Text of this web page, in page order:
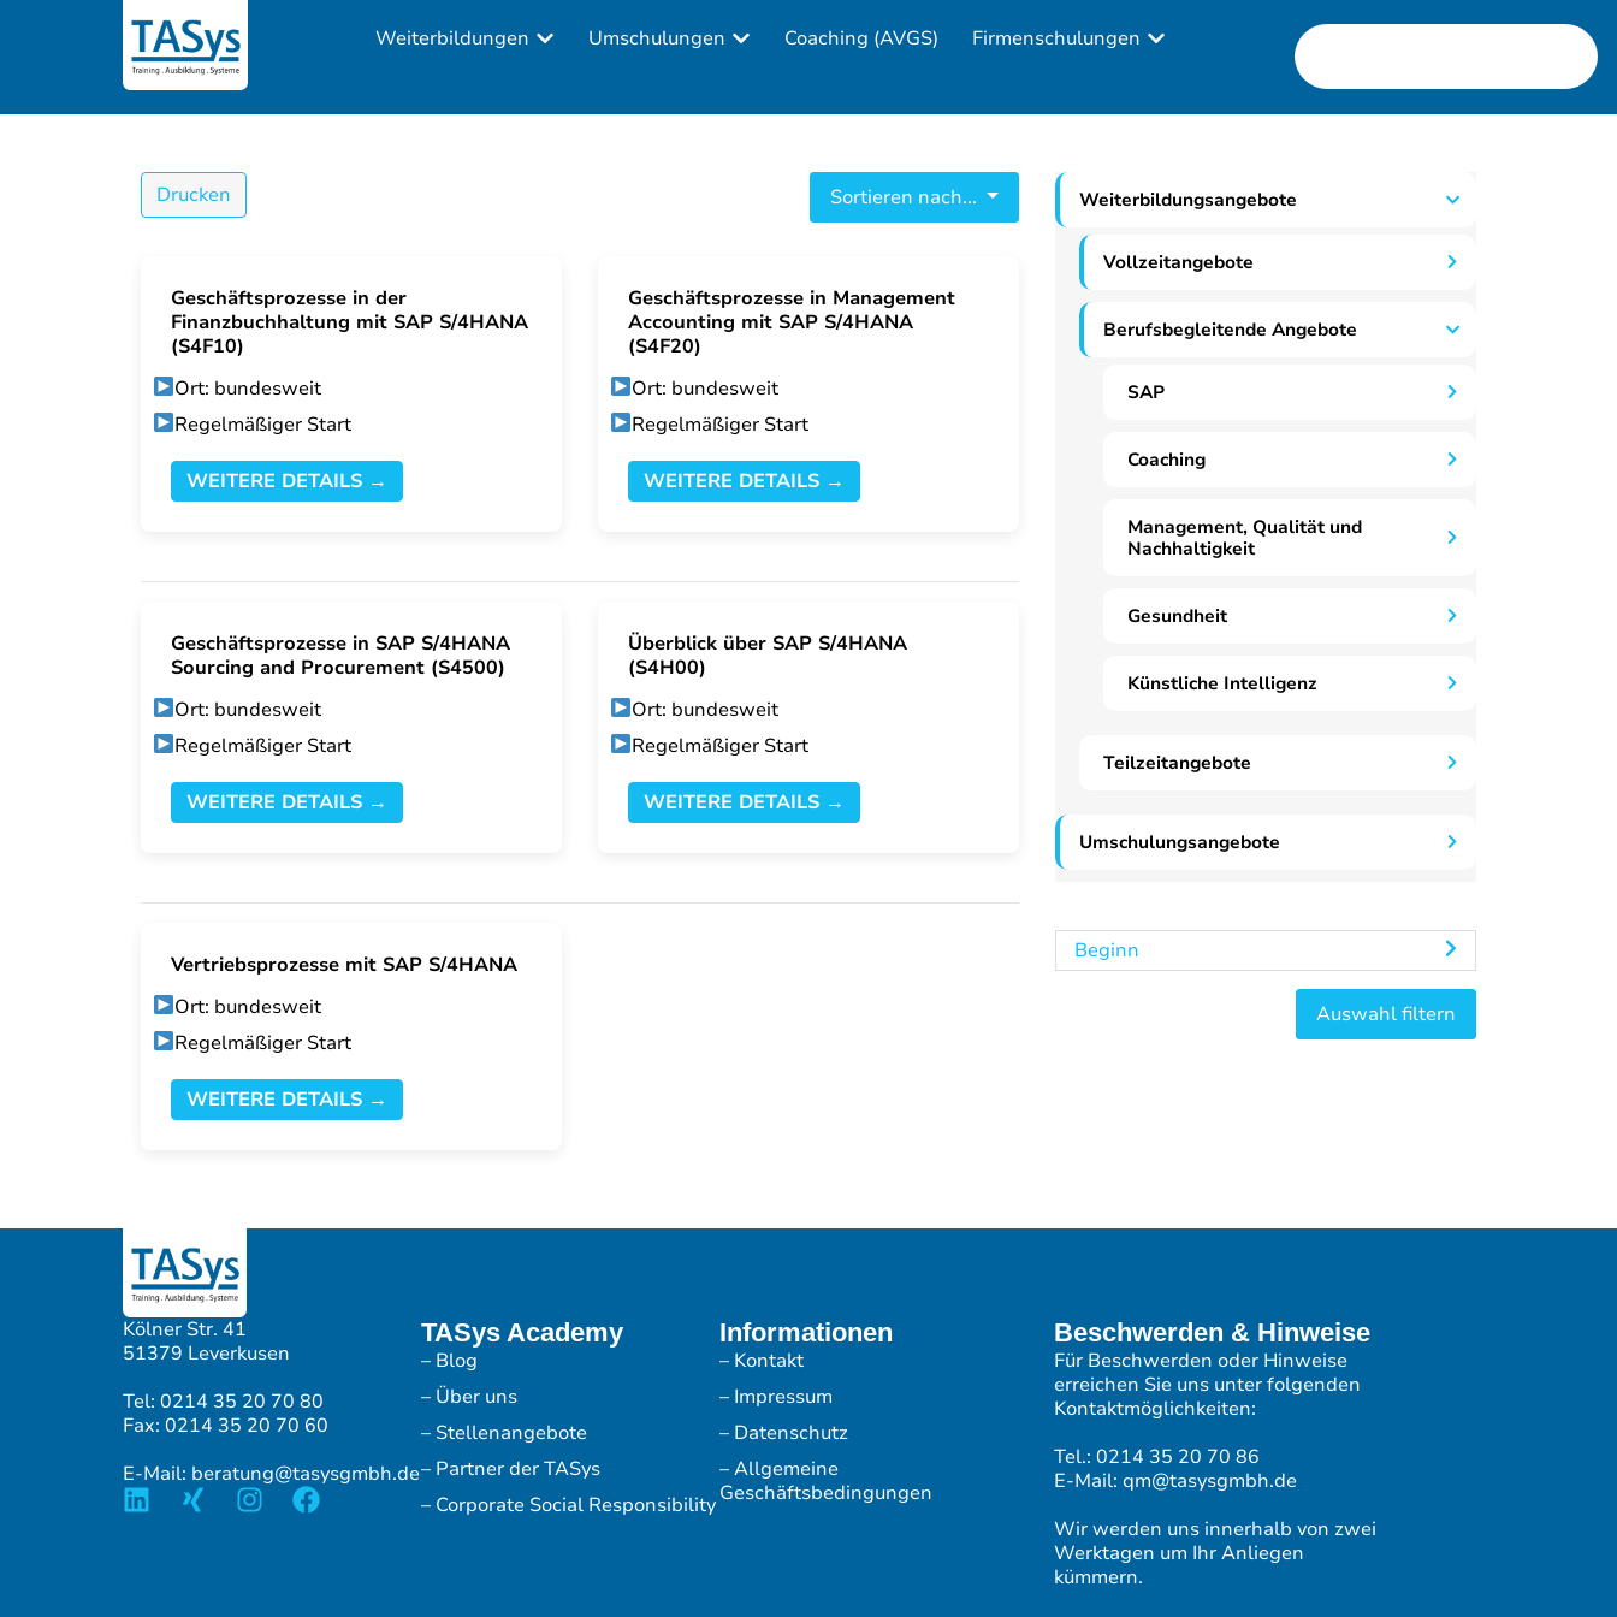
Weiterbildungen Umschulungen Coaching (AVGS) Firmenschulungen
Drucken Sortieren nach...
Geschäftsprozesse in der
Finanzbuchhaltung mit SAP S/4HANA
(S4F10)
Ort: bundesweit
Regelmäßiger Start
WEITERE DETAILS →
Geschäftsprozesse in Management
Accounting mit SAP S/4HANA
(S4F20)
Ort: bundesweit
Regelmäßiger Start
WEITERE DETAILS →
Geschäftsprozesse in SAP S/4HANA
Sourcing and Procurement (S4500)
Ort: bundesweit
Regelmäßiger Start
WEITERE DETAILS →
Überblick über SAP S/4HANA
(S4H00)
Ort: bundesweit
Regelmäßiger Start
WEITERE DETAILS →
Vertriebsprozesse mit SAP S/4HANA
Ort: bundesweit
Regelmäßiger Start
WEITERE DETAILS →
Weiterbildungsangebote
Vollzeitangebote
Berufsbegleitende Angebote
SAP
Coaching
Management, Qualität und
Nachhaltigkeit
Gesundheit
Künstliche Intelligenz
Teilzeitangebote
Umschulungsangebote
Beginn
Kölner Str. 41
51379 Leverkusen
Tel: 0214 35 20 70 80
Fax: 0214 35 20 70 60
E-Mail: beratung@tasysgmbh.de
TASys Academy
– Blog
– Über uns
– Stellenangebote
– Partner der TASys
– Corporate Social Responsibility
Informationen
– Kontakt
– Impressum
– Datenschutz
– Allgemeine
Geschäftsbedingungen
Beschwerden & Hinweise
Für Beschwerden oder Hinweise
erreichen Sie uns unter folgenden
Kontaktmöglichkeiten:
Tel.: 0214 35 20 70 86
E-Mail: qm@tasysgmbh.de
Wir werden uns innerhalb von zwei
Werktagen um Ihr Anliegen
kümmern.